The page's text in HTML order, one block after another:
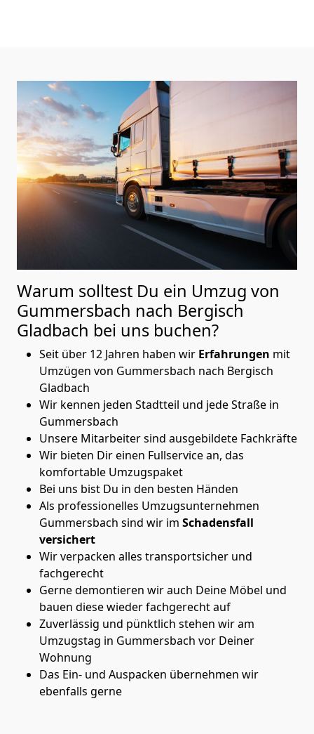
Warum solltest Du ein Umzug von
Gummersbach nach Bergisch
Gladbach bei uns buchen?
Seit über 12 Jahren haben wir Erfahrungen mit
Umzügen von Gummersbach nach Bergisch
Gladbach
Wir kennen jeden Stadtteil und jede Straße in
Gummersbach
Unsere Mitarbeiter sind ausgebildete Fachkräfte
Wir bieten Dir einen Fullservice an, das
komfortable Umzugspaket
Bei uns bist Du in den besten Händen
Als professionelles Umzugsunternehmen
Gummersbach sind wir im Schadensfall
versichert
Wir verpacken alles transportsicher und
fachgerecht
Gerne demontieren wir auch Deine Möbel und
bauen diese wieder fachgerecht auf
Zuverlässig und pünktlich stehen wir am
Umzugstag in Gummersbach vor Deiner
Wohnung
Das Ein- und Auspacken übernehmen wir
ebenfalls gerne